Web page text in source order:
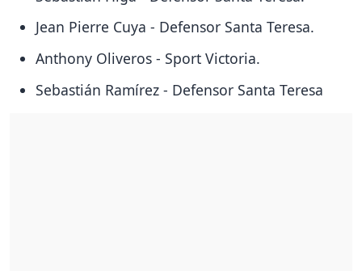
Jean Pierre Cuya - Defensor Santa Teresa.
Anthony Oliveros - Sport Victoria.
Sebastián Ramírez - Defensor Santa Teresa